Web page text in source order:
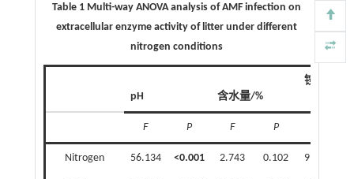
Table 1 Multi-way ANOVA analysis of AMF infection on
extracellular enzyme activity of litter under different
nitrogen conditions
pH 含水量/%
铵态氮/
F P F P
Nitrogen 56.134 <0.001 2.743 0.102 998.756